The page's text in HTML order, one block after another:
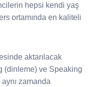
hepsi kendi yaş
ortamında en kaliteli
aktarılacak
(dinleme) ve Speaking
zamanda